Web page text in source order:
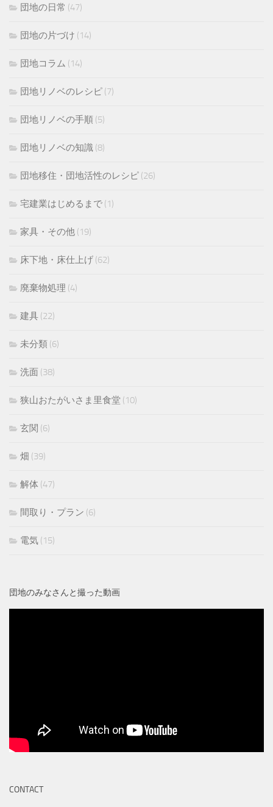
団地の日常 (47)
団地の片づけ (14)
団地コラム (14)
団地リノベのレシピ (7)
団地リノベの手順 (5)
団地リノベの知識 (8)
団地移住・団地活性のレシピ (26)
宅建業はじめるまで (1)
家具・その他 (19)
床下地・床仕上げ (62)
廃棄物処理 (4)
建具 (22)
未分類 (6)
洗面 (38)
狭山おたがいさま里食堂 (10)
玄関 (6)
畑 (39)
解体 (47)
間取り・プラン (6)
電気 (15)
団地のみなさんと撮った動画
CONTACT